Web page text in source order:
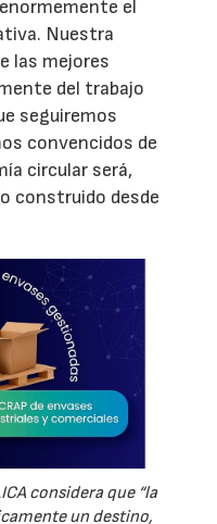
el
Nuestra
las mejores
del trabajo
seguiremos
convencidos de
circular será,
construido desde
considera que “la
un destino,